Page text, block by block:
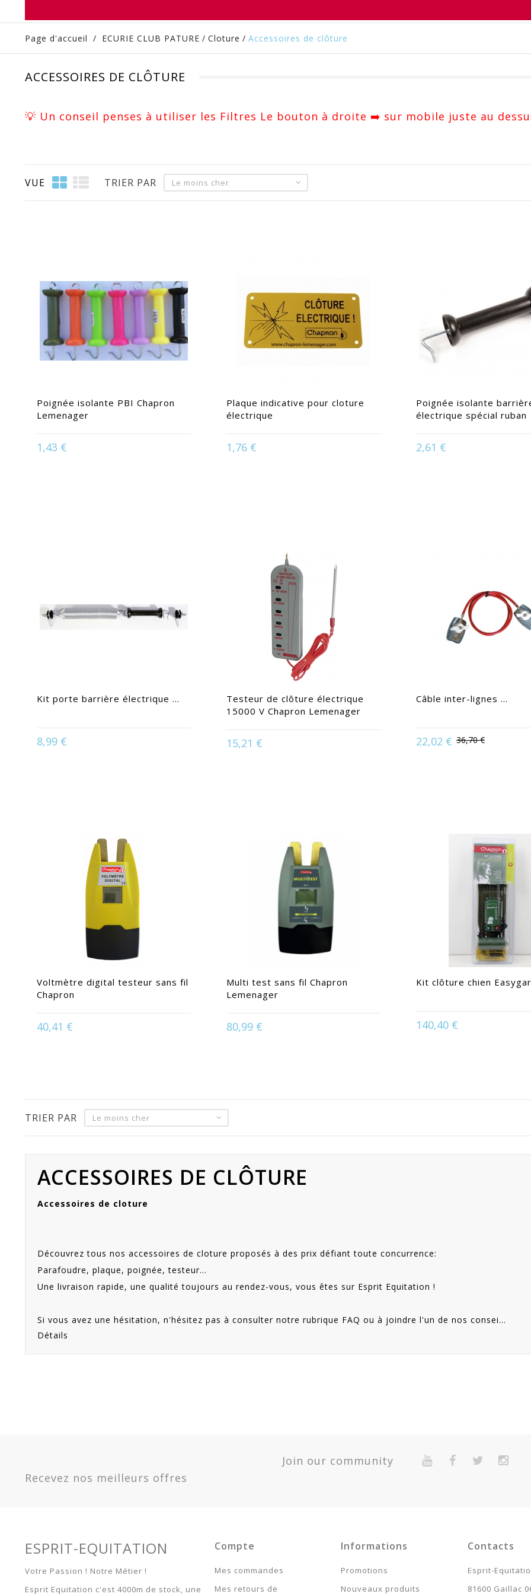
Page d'accueil / ECURIE CLUB PATURE / Cloture / Accessoires de clôture
ACCESSOIRES DE CLÔTURE
💡 Un conseil penses à utiliser les Filtres Le bouton à droite ➡️ sur mobile juste au
VUE TRIER PAR Le moins cher
Poignée isolante PBI Chapron
Lemenager
1,43 €
Orange | Rose | Vert kaki clair | Vert
Plaque indicative pour cloture
électrique
1,76 €
Poignée isolante
électrique spécial ruban
2,61 €Disponible en :
Kit porte barrière électrique ...
8,99 €
Testeur de clôture électrique
15000 V Chapron Lemenager
15,21 €Disponible en :
Câble inter-lignes ...
22,02 € 36,70 €
Disponible en :
Voltmètre digital testeur sans fil
Chapron
40,41 €Disponible en :
Multi test sans fil Chapron
Lemenager
80,99 €Disponible en :
Kit clôture chien
140,40 €Disponible en :
TRIER PAR Le moins cher
ACCESSOIRES DE CLÔTURE
Accessoires de cloture
Découvrez tous nos accessoires de cloture proposés à des prix défiant toute concurrence:
Parafoudre, plaque, poignée, testeur...
Une livraison rapide, une qualité toujours au rendez-vous, vous êtes sur Esprit Equitation !
Si vous avez une hésitation, n'hésitez pas à consulter notre rubrique FAQ ou à joindre l'un de nos consei...
Détails
Join our community
Recevez nos meilleurs offres
ESPRIT-EQUITATION
Votre Passion ! Notre Métier !
Esprit Equitation c'est 4000m de stock, une
Compte
Mes commandes
Mes retours de
Informations
Promotions
Nouveaux produits
Contacts
Esprit-
81600 Gaillac